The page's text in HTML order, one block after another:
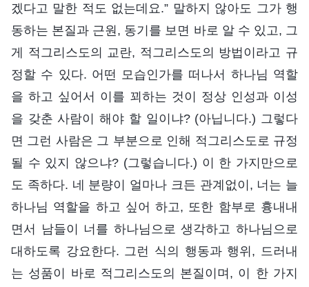
겠다고 말한 적도 없는데요.” 말하지 않아도 그가 행
동하는 본질과 근원, 동기를 보면 바로 알 수 있고, 그
게 적그리스도의 교란, 적그리스도의 방법이라고 규
정할 수 있다. 어떤 모습인가를 떠나서 하나님 역할
을 하고 싶어서 이를 꾀하는 것이 정상 인성과 이성
을 갖춘 사람이 해야 할 일이냐? (아닙니다.) 그렇다
면 그런 사람은 그 부분으로 인해 적그리스도로 규정
될 수 있지 않으냐? (그렇습니다.) 이 한 가지만으로
도 족하다. 네 분량이 얼마나 크든 관계없이, 너는 늘
하나님 역할을 하고 싶어 하고, 또한 함부로 흉내내
면서 남들이 너를 하나님으로 생각하고 하나님으로
대하도록 강요한다. 그런 식의 행동과 행위, 드러내
는 성품이 바로 적그리스도의 본질이며, 이 한 가지